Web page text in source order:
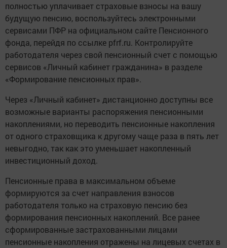
полностью уплачивает страховые взносы на вашу
будущую пенсию, воспользуйтесь электронными
сервисами ПФР на официальном сайте Пенсионного
фонда, перейдя по ссылке pfrf.ru. Контролируйте
работодателя через свой пенсионный счет с помощью
сервисов «Личный кабинет гражданина» в разделе
«Формирование пенсионных прав».
Через «Личный кабинет» дистанционно доступны все
возможные варианты распоряжения пенсионными
накоплениями, но переводить пенсионные накопления
от одного страховщика к другому чаще раза в пять лет
невыгодно, так как это уменьшает накопленный
инвестиционный доход.
Пенсионные права в максимальном объеме
формируются за счет направления взносов
работодателя только на страховую пенсию без
формирования пенсионных накоплений. Все ранее
сформированные застрахованными лицами
пенсионные накопления отражены на лицевых счетах в